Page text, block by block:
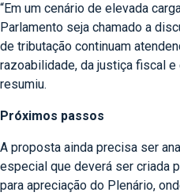
“Em um cenário de elevada
Parlamento seja chamado a
de tributação continuam
razoabilidade, da justiça fiscal e
resumiu.
Próximos passos
A proposta ainda precisa ser
especial que deverá ser criada
para apreciação do Plenário,